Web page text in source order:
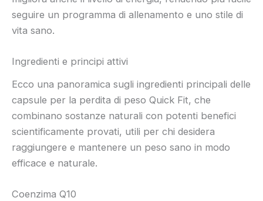
seguire un programma di allenamento e uno stile di
vita sano.
Ingredienti e principi attivi
Ecco una panoramica sugli ingredienti principali delle
capsule per la perdita di peso Quick Fit, che
combinano sostanze naturali con potenti benefici
scientificamente provati, utili per chi desidera
raggiungere e mantenere un peso sano in modo
efficace e naturale.
Coenzima Q10